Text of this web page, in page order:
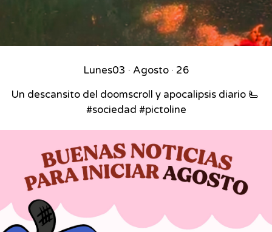
Lunes03 · Agosto · 26
Un descansito del doomscroll y apocalipsis diario 🫷⁣ ⁣
#sociedad #pictoline